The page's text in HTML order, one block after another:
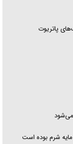
پاتریوت
شرم بوده است